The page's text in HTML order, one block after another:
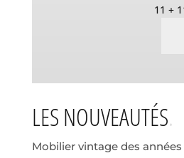
11 +
LES NOUVEAUTÉS
Mobilier vintage des années